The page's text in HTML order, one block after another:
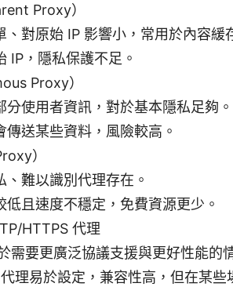
Proxy）
、對原始 IP 影響小，常用於內容緩
IP，隱私保護不足。
Proxy）
分使用者資訊，對於基本隱私足夠。
傳送某些資料，風險較高。
）
、難以識別代理存在。
低且速度不穩定，免費資源更少。
HTTPS 代理
需要更廣泛協議支援與更好性能的
理易於設定，兼容性高，但在某些